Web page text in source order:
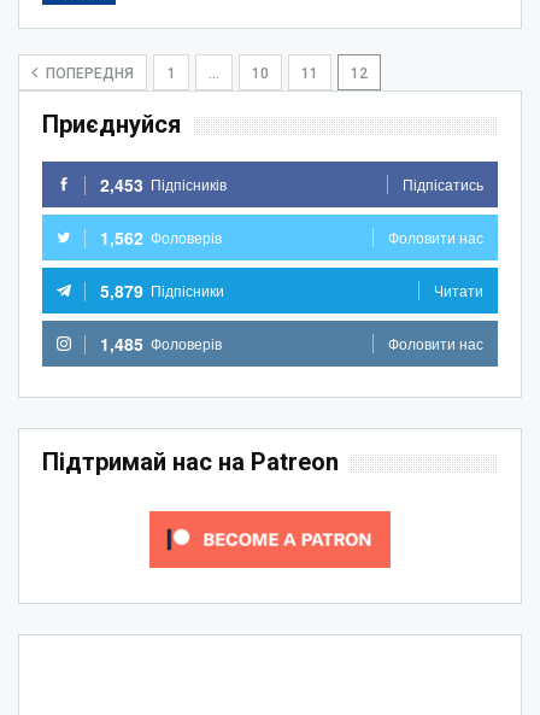
ПОПЕРЕДНЯ 1 … 10 11 12
Приєднуйся
2,453 Підпісників Підпісатись
1,562 Фоловерів Фоловити нас
5,879 Підпісники Читати
1,485 Фоловерів Фоловити нас
Підтримай нас на Patreon